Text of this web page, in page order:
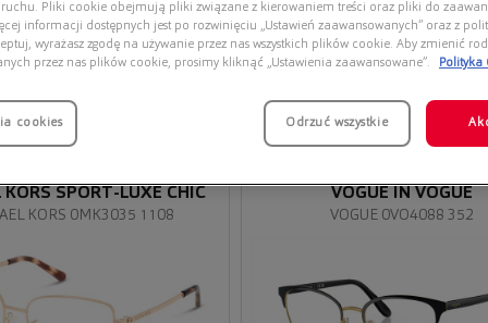
KORS 0MK3035 1108
KORS SPORT-LUXE CHIC
VOGUE 0VO4088 352
VOGUE IN VOGUE
Pliki cookie obejmują pliki związane z kierowaniem treści oraz pliki do
informacji dostępnych jest po rozwinięciu „Ustawień zaawansowanych” oraz z
wyrażasz zgodę na używanie przez nas wszystkich plików cookie. Aby zmienić
przez nas plików cookie, prosimy kliknąć „Ustawienia zaawansowane”.
Polityka
cookies Odrzuć wszystkie